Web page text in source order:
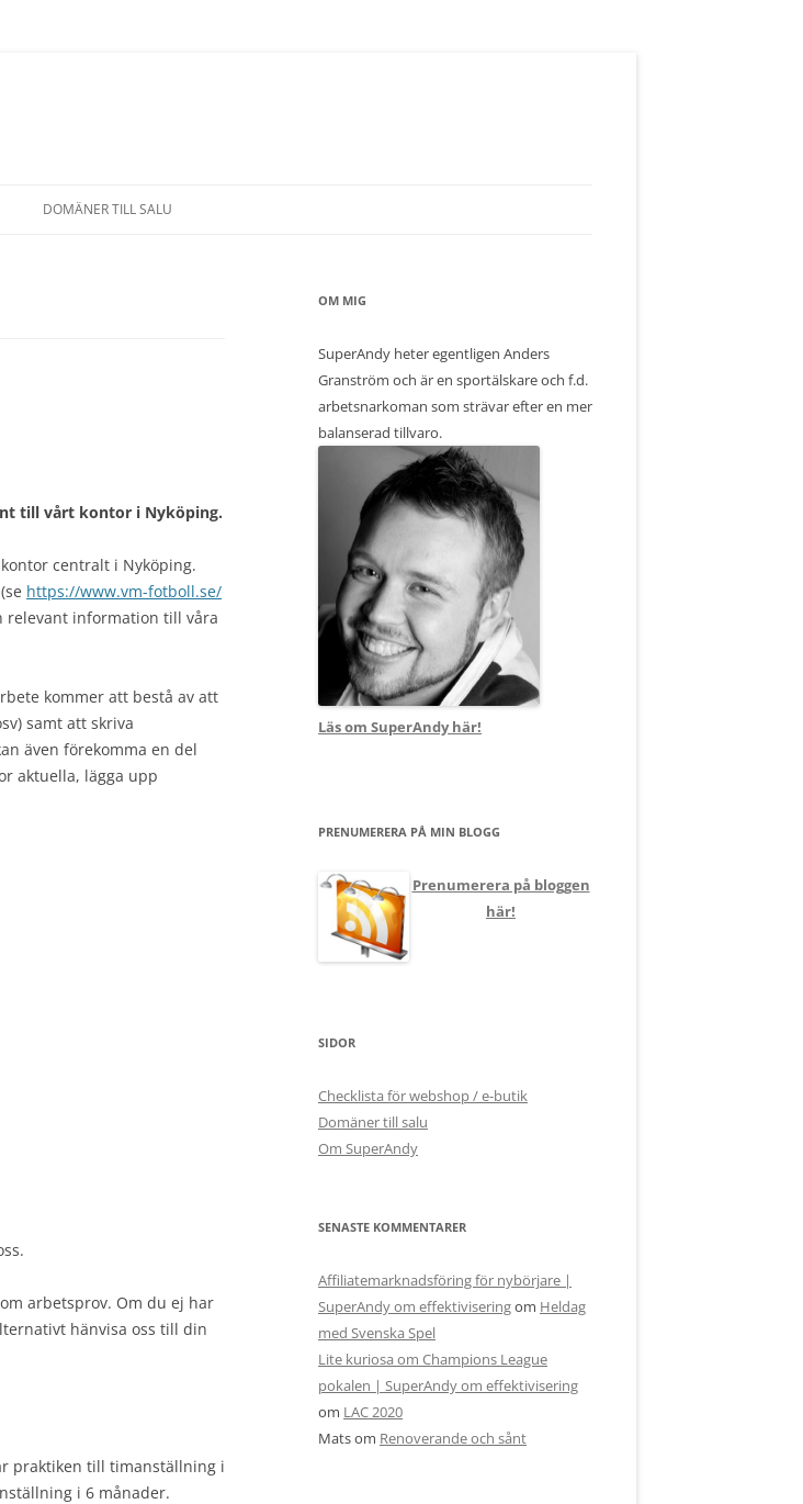
DOMÄNER TILL SALU
till vårt kontor i Nyköping.
centralt i Nyköping.
https://www.vm-fotboll.se/
relevant information till våra
kommer att bestå av att
samt att skriva
även förekomma en del
aktuella, lägga upp
arbetsprov. Om du ej har
hänvisa oss till din
praktiken till timanställning i
i 6 månader.
OM MIG
SuperAndy heter egentligen Anders
Granström och är en sportälskare och f.d.
arbetsnarkoman som strävar efter en mer
balanserad tillvaro.
Läs om SuperAndy här!
PRENUMERERA PÅ MIN BLOGG
Prenumerera på bloggen
här!
SIDOR
Checklista för webshop / e-butik
Domäner till salu
Om SuperAndy
SENASTE KOMMENTARER
Affiliatemarknadsföring för nybörjare |
SuperAndy om effektiviseringom Heldag
med Svenska Spel
Lite kuriosa om Champions League
pokalen | SuperAndy om effektivisering
om LAC 2020
Matsom Renoverande och sånt